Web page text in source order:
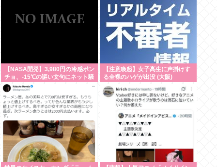
【NASA開発】3,980円の冷感ポン
チョ、-15℃の謳い文句にネット騒
然
【注意喚起】女子高生に声掛けす
る全裸のハゲが出没 (大阪)